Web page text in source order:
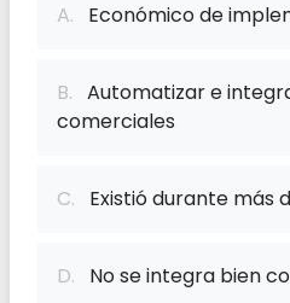
A. Económico de
B. Automatizar e
comerciales
C. Existió durante más
D. No se integra bien